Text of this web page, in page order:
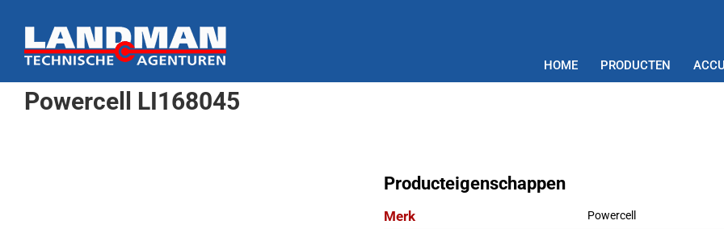
naar
inhoud
HOME PRODUCTEN
Powercell LI168045
Producteigenschappen
Merk Powercell